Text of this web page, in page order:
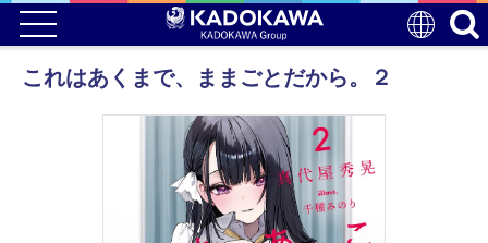
これはあくまで、ままごとだから。２